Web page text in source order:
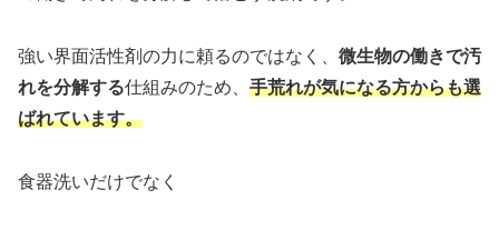
強い界面活性剤の力に頼るのではなく、 微生物の働きで汚
れを分解する仕組みのため、 手荒れが気になる方からも選
ばれています。
食器洗いだけでなく